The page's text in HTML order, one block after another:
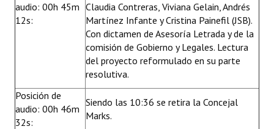
audio: 00h 45m
12s:
Claudia Contreras, Viviana Gelain, Andrés
Martínez Infante y Cristina Painefil (JSB).
Con dictamen de Asesoría Letrada y de la
comisión de Gobierno y Legales. Lectura
del proyecto reformulado en su parte
resolutiva.
Posición de
audio: 00h 46m
32s:
Siendo las 10:36 se retira la Concejal
Marks.